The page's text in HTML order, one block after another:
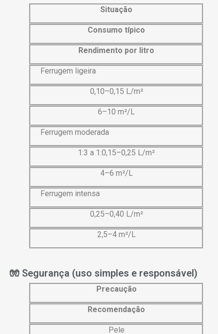
Situação
Consumo típico
Rendimento por litro
Ferrugem ligeira
0,10–0,15 L/m²
6–10 m²/L
Ferrugem moderada
1:3 a 1:0,15–0,25 L/m²
4–6 m²/L
Ferrugem intensa
0,25–0,40 L/m²
2,5–4 m²/L
🧤 Segurança (uso simples e responsável)
Precaução
Recomendação
Pele